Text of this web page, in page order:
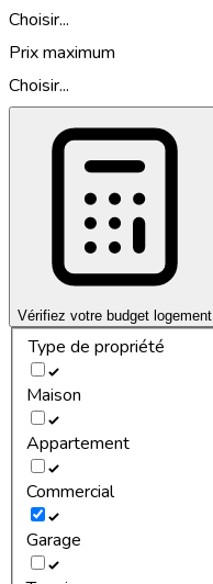
Choisir...
Prix maximum
Choisir...
Vérifiez votre budget logement
Type de propriété
Maison
Appartement
Commercial
Garage